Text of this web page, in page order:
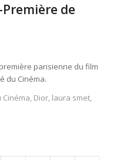
Première de
parisienne du film
du Cinéma.
Cinéma, Dior, laura smet,